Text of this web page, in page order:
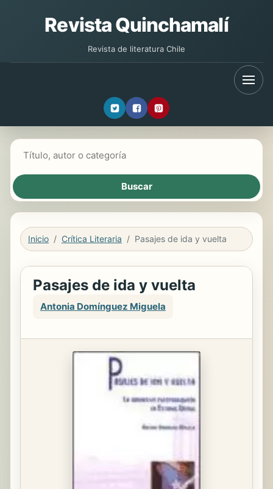
Revista Quinchamalí
Revista de literatura Chile
Inicio Crítica Literaria Pasajes de ida y vuelta
Pasajes de ida y vuelta
Antonia Domínguez Miguela